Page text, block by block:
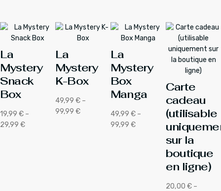
La
Mystery
Snack
Box
19,99 € –
29,99 €
Plage
La
Mystery
K-Box
49,99 € –
99,99 €
Plage
La
Mystery
Box
Manga
49,99 € –
99,99 €
Plage
Carte
cadeau
(utilisable
sur la
boutique
en ligne)
20,00 € –